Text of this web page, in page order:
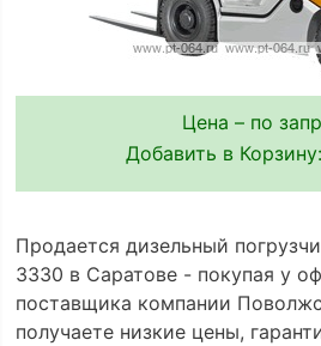
Цена – по
Добавить в Корзину:
Продается дизельный
3330 в Саратове - покупая у
поставщика компании
получаете низкие цены,